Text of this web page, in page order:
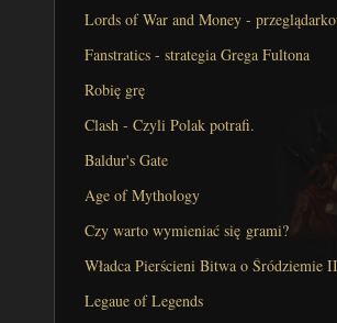
Lords of War and Money -
Fanstratics - strategia Grega Fultona
Robię grę
Clash - Czyli Polak potrafi.
Baldur's Gate
Age of Mythology
Czy warto wymieniać się grami?
Władca Pierścieni Bitwa o Śródziemie
Legaue of Legends